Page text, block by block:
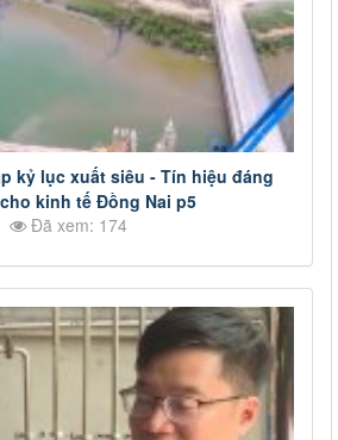
kỷ lục xuất siêu - Tín hiệu đáng
kinh tế Đồng Nai p5
Đã xem: 174